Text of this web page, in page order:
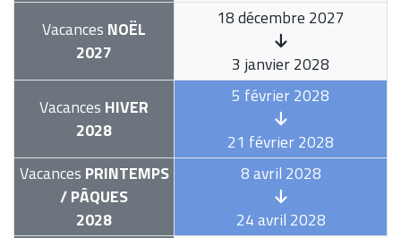
Vacances NOËL
2027
18 décembre 2027
3 janvier 2028
Vacances HIVER
2028
5 février 2028
21 février 2028
Vacances PRINTEMPS
/ PÂQUES
2028
8 avril 2028
24 avril 2028